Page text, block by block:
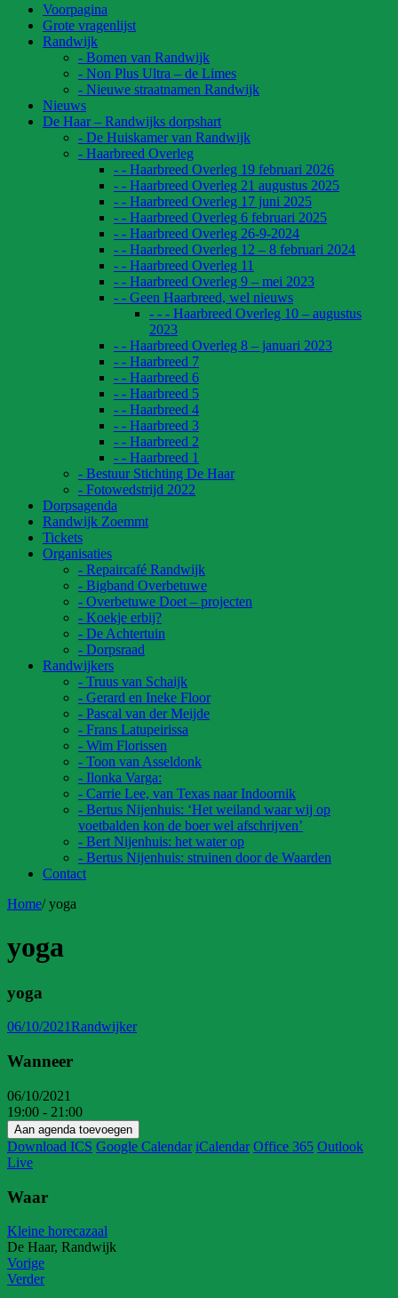
Voorpagina
Grote vragenlijst
Randwijk
- Bomen van Randwijk
- Non Plus Ultra – de Limes
- Nieuwe straatnamen Randwijk
Nieuws
De Haar – Randwijks dorpshart
- De Huiskamer van Randwijk
- Haarbreed Overleg
- - Haarbreed Overleg 19 februari 2026
- - Haarbreed Overleg 21 augustus 2025
- - Haarbreed Overleg 17 juni 2025
- - Haarbreed Overleg 6 februari 2025
- - Haarbreed Overleg 26-9-2024
- - Haarbreed Overleg 12 – 8 februari 2024
- - Haarbreed Overleg 11
- - Haarbreed Overleg 9 – mei 2023
- - Geen Haarbreed, wel nieuws
- - - Haarbreed Overleg 10 – augustus
2023
- - Haarbreed Overleg 8 – januari 2023
- - Haarbreed 7
- - Haarbreed 6
- - Haarbreed 5
- - Haarbreed 4
- - Haarbreed 3
- - Haarbreed 2
- - Haarbreed 1
- Bestuur Stichting De Haar
- Fotowedstrijd 2022
Dorpsagenda
Randwijk Zoemmt
Tickets
Organisaties
- Repaircafé Randwijk
- Bigband Overbetuwe
- Overbetuwe Doet – projecten
- Koekje erbij?
- De Achtertuin
- Dorpsraad
Randwijkers
- Truus van Schaijk
- Gerard en Ineke Floor
- Pascal van der Meijde
- Frans Latupeirissa
- Wim Florissen
- Toon van Asseldonk
- Ilonka Varga:
- Carrie Lee, van Texas naar Indoornik
- Bertus Nijenhuis: ‘Het weiland waar wij op
voetbalden kon de boer wel afschrijven’
- Bert Nijenhuis: het water op
- Bertus Nijenhuis: struinen door de Waarden
Contact
Home/yoga
yoga
yoga
06/10/2021Randwijker
Wanneer
06/10/2021
19:00 - 21:00
Aan agenda toevoegen
Download ICS Google Calendar iCalendar Office 365 Outlook
Live
Waar
Kleine horecazaal
De Haar, Randwijk
Vorige
Verder